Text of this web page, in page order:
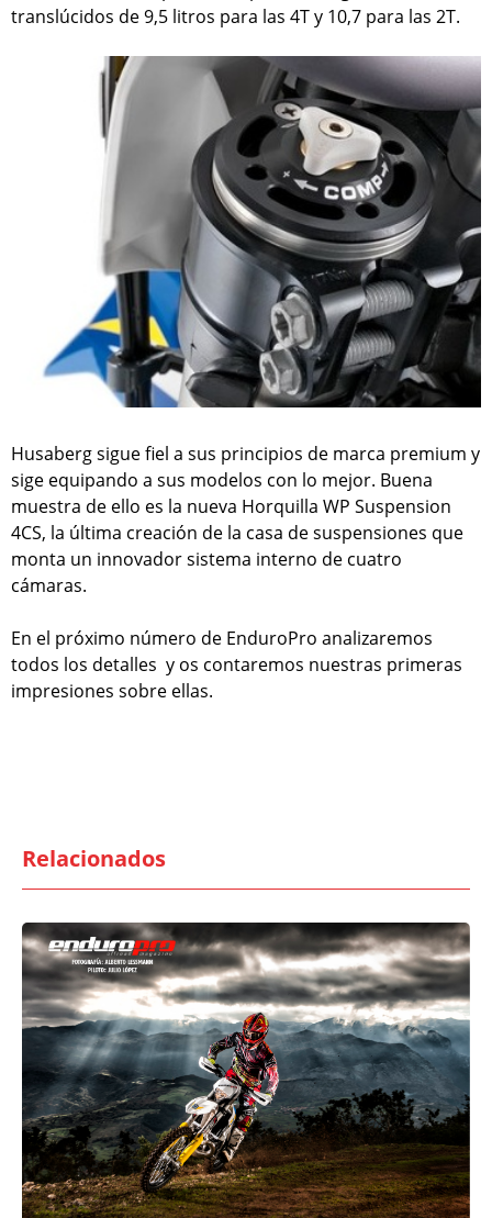
translúcidos de 9,5 litros para las 4T y 10,7 para las 2T.
Husaberg sigue fiel a sus principios de marca premium y
sige equipando a sus modelos con lo mejor. Buena
muestra de ello es la nueva Horquilla WP Suspension
4CS, la última creación de la casa de suspensiones que
monta un innovador sistema interno de cuatro
cámaras.
En el próximo número de EnduroPro analizaremos
todos los detalles y os contaremos nuestras primeras
impresiones sobre ellas.
Relacionados